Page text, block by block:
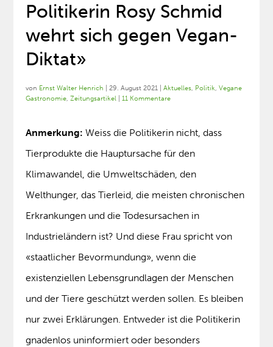
Politikerin Rosy Schmid
wehrt sich gegen Vegan-
Diktat»
von Ernst Walter Henrich |29. August 2021 |Aktuelles, Politik,Vegane
Gastronomie,Zeitungsartikel |11 Kommentare
Anmerkung: Weiss die Politikerin nicht, dass
Tierprodukte die Hauptursache für den
Klimawandel, die Umweltschäden, den
Welthunger, das Tierleid, die meisten chronischen
Erkrankungen und die Todesursachen in
Industrieländern ist? Und diese Frau spricht von
«staatlicher Bevormundung», wenn die
existenziellen Lebensgrundlagen der Menschen
und der Tiere geschützt werden sollen. Es bleiben
nur zwei Erklärungen. Entweder ist die Politikerin
gnadenlos uninformiert oder besonders